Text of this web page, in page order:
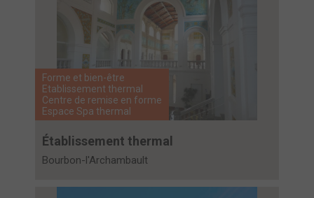
Forme et bien-être
Etablissement thermal
Centre de remise en forme
Espace Spa thermal
Établissement thermal
Bourbon-l'Archambault